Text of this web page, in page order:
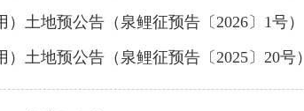
土地预公告（泉鲤征预告〔2026〕1号）
土地预公告（泉鲤征预告〔2025〕20号）